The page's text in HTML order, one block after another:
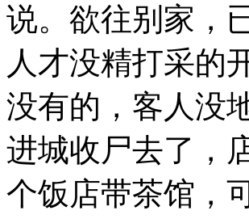
说。欲往别家，
人才没精打采的
没有的，客人没
进城收尸去了，
个饭店带茶馆，